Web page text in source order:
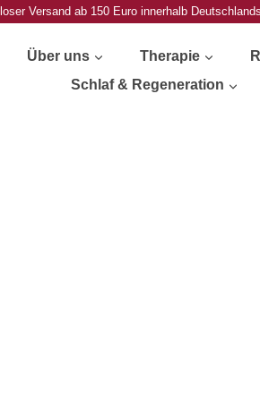
Versand ab 150 Euro innerhalb
Über uns Therapie
Schlaf & Regeneration